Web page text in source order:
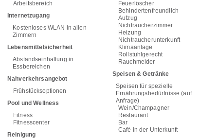
Arbeitsbereich
Internetzugang
Kostenloses WLAN in allen
Zimmern
Lebensmittelsicherheit
Abstandseinhaltung in
Essbereichen
Nahverkehrsangebot
Frühstücksoptionen
Pool und Wellness
Fitness
Fitnesscenter
Reinigung
Feuerlöscher
Behindertenfreundlich
Aufzug
Nichtraucherzimmer
Heizung
Nichtraucherunterkunft
Klimaanlage
Rollstuhlgerecht
Rauchmelder
Speisen & Getränke
Speisen für spezielle
Ernährungsbedürfnisse (auf
Anfrage)
Wein/Champagner
Restaurant
Bar
Café in der Unterkunft